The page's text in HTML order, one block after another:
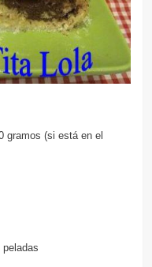
gramos (si está en el